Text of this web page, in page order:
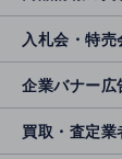
入札会・特
企業バナー広
買取・査定